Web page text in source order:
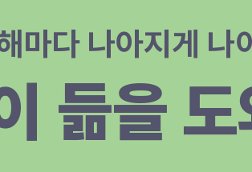
마다 나아지게 나
듦을